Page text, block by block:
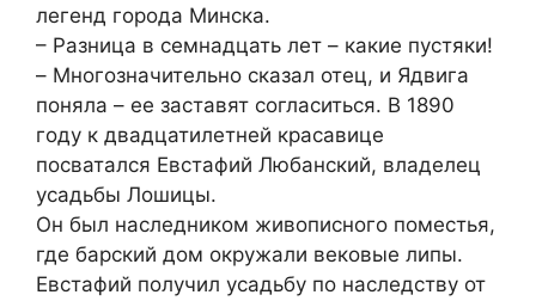
легенд города Минска.
– Разница в семнадцать лет – какие пустяки!
– Многозначительно сказал отец, и Ядвига
поняла – ее заставят согласиться. В 1890
году к двадцатилетней красавице
посватался Евстафий Любанский, владелец
усадьбы Лошицы.
Он был наследником живописного поместья,
где барский дом окружали вековые липы.
Евстафий получил усадьбу по наследству от